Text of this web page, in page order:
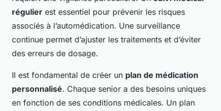
régulier est essentiel pour prévenir les risques
associés à l’automédication. Une surveillance
continue permet d’ajuster les traitements et d’éviter
des erreurs de dosage.
Il est fondamental de créer un plan de médication
personnalisé. Chaque senior a des besoins uniques
en fonction de ses conditions médicales. Un plan